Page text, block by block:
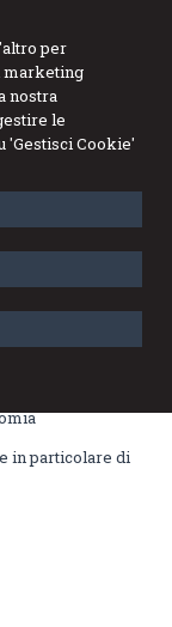
per
marketing
nostra
le
'Gestisci Cookie'
Menu
a Contabile
in particolare di